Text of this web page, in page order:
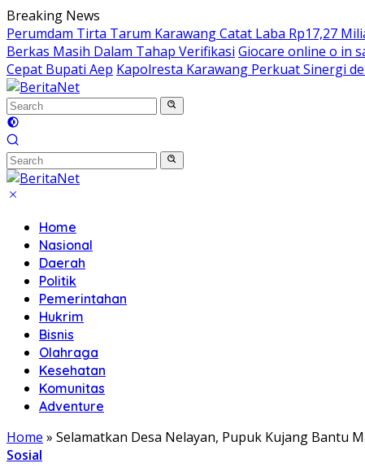
Skip
to
content
Breaking News
Perumdam Tirta Tarum Karawang Catat Laba Rp17,27
Berkas Masih Dalam Tahap Verifikasi Giocare online o in
Cepat Bupati Aep Kapolresta Karawang Perkuat Sinergi
Home
Nasional
Daerah
Politik
Pemerintahan
Hukrim
Bisnis
Olahraga
Kesehatan
Komunitas
Adventure
Home » Selamatkan Desa Nelayan, Pupuk Kujang Bantu
Sosial